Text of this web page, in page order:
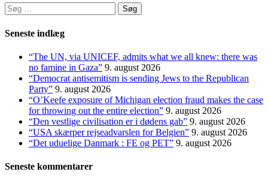
Søg
efter:
Seneste indlæg
“The UN, via UNICEF, admits what we all knew: there was
no famine in Gaza” 9. august 2026
“Democrat antisemitism is sending Jews to the Republican
Party” 9. august 2026
“O’Keefe exposure of Michigan election fraud makes the case
for throwing out the entire election” 9. august 2026
“Den vestlige civilisation er i dødens gab” 9. august 2026
“USA skærper rejseadvarslen for Belgien” 9. august 2026
“Det uduelige Danmark : FE og PET” 9. august 2026
Seneste kommentarer